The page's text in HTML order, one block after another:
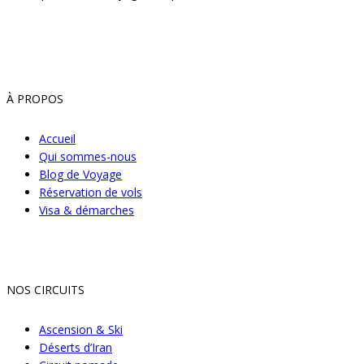
À PROPOS
Accueil
Qui sommes-nous
Blog de Voyage
Réservation de vols
Visa & démarches
NOS CIRCUITS
Ascension & Ski
Déserts d’Iran